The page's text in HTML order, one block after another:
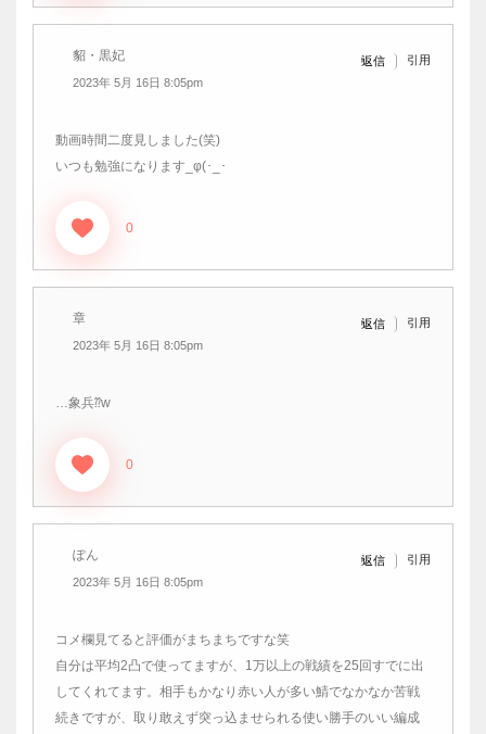
貂・黒妃
2023年 5月 16日 8:05pm
返信 引用
動画時間二度見しました(笑)
いつも勉強になります_φ(･_･
0
章
2023年 5月 16日 8:05pm
返信 引用
…象兵⁇w
0
ぽん
2023年 5月 16日 8:05pm
返信 引用
コメ欄見てると評価がまちまちですな笑
自分は平均2凸で使ってますが、1万以上の戦績を25回すでに出
してくれてます。相手もかなり赤い人が多い鯖でなかなか苦戦
続きですが、取り敢えず突っ込ませられる使い勝手のいい編成